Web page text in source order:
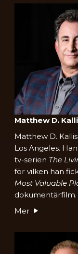
Matthew D.
Matthew D.
Los Angeles.
tv-serien The
för vilken han
Most Valuable
dokumentärfilm.
Mer